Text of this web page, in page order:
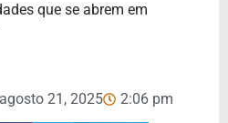
que se abrem em
agosto 21, 2025 2:06 pm